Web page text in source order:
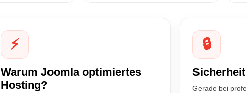
⚡
Warum Joomla optimiertes
Hosting?
🔒
Gerade bei